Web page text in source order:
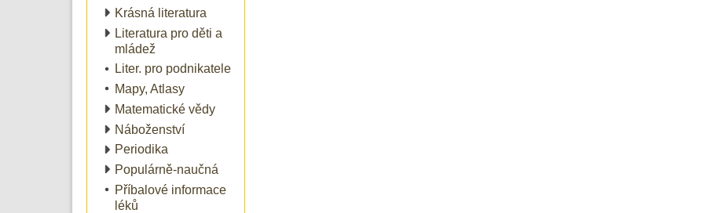
Krásná literatura
Literatura pro děti a
mládež
Liter. pro podnikatele
Mapy, Atlasy
Matematické vědy
Náboženství
Periodika
Populárně-naučná
Příbalové informace
léků